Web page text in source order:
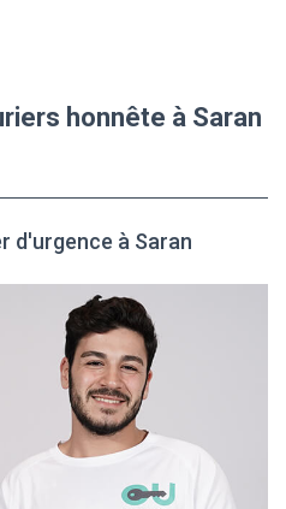
honnête à Saran
d'urgence à Saran